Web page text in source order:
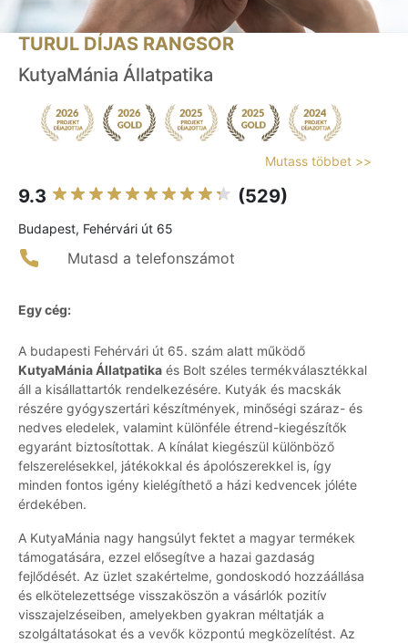
TURUL DÍJAS RANGSOR
KutyaMánia Állatpatika
Mutass többet >>
9.3 (529)
Budapest, Fehérvári út 65
Mutasd a telefonszámot
Egy cég:
A budapesti Fehérvári út 65. szám alatt működő
KutyaMánia Állatpatika és Bolt széles termékválasztékkal
áll a kisállattartók rendelkezésére. Kutyák és macskák
részére gyógyszertári készítmények, minőségi száraz- és
nedves eledelek, valamint különféle étrend-kiegészítők
egyaránt biztosítottak. A kínálat kiegészül különböző
felszerelésekkel, játékokkal és ápolószerekkel is, így
minden fontos igény kielégíthető a házi kedvencek jóléte
érdekében.
A KutyaMánia nagy hangsúlyt fektet a magyar termékek
támogatására, ezzel elősegítve a hazai gazdaság
fejlődését. Az üzlet szakértelme, gondoskodó hozzáállása
és elkötelezettsége visszaköszön a vásárlók pozitív
visszajelzéseiben, amelyekben gyakran méltatják a
szolgáltatásokat és a vevők központú megközelítést. Az